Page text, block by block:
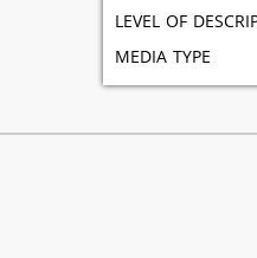
level of
media type